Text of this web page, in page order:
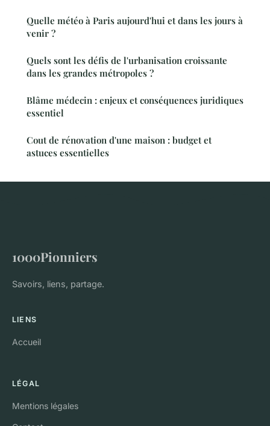
Quelle météo à Paris aujourd'hui et dans les jours à
venir ?
Quels sont les défis de l'urbanisation croissante
dans les grandes métropoles ?
Blâme médecin : enjeux et conséquences juridiques
essentiel
Cout de rénovation d'une maison : budget et
astuces essentielles
1000Pionniers
Savoirs, liens, partage.
LIENS
Accueil
LÉGAL
Mentions légales